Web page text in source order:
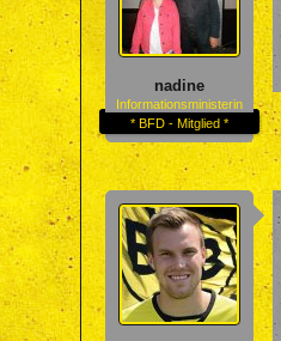
nadine
Informationsministerin
* BFD - Mitglied *